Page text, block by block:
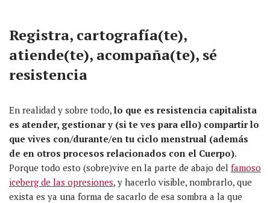
Registra, cartografía(te),
atiende(te), acompaña(te), sé
resistencia
En realidad y sobre todo, lo que es resistencia capitalista
es atender, gestionar y (si te ves para ello) compartir lo
que vives con/durante/en tu ciclo menstrual (además
de en otros procesos relacionados con el Cuerpo).
Porque todo esto (sobre)vive en la parte de abajo del famoso
iceberg de las opresiones, y hacerlo visible, nombrarlo, que
exista es ya una forma de sacarlo de esa sombra a la que